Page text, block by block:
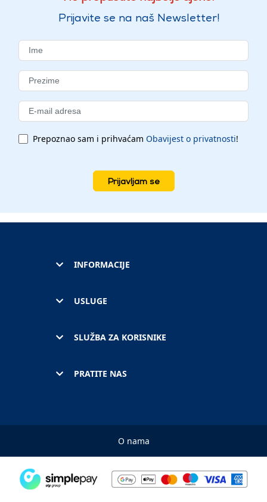
Prijavite se na naš Newsletter!
Prepoznao sam i prihvaćam Obavijest o privatnosti!
Prijavljam se
INFORMACIJE
USLUGE
SLUŽBA ZA KORISNIKE
PRATITE NAS
O nama